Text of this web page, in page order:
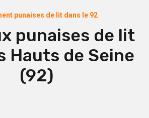
punaises de lit dans le 92
punaises de lit
Hauts de Seine
(92)